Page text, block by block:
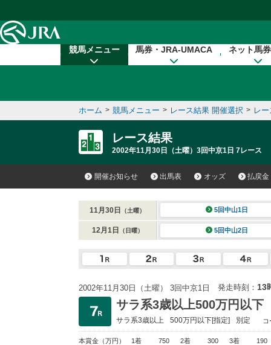
競馬メニュー 馬券・JRA-UMACA ネット馬
ホーム > 競馬メニュー > レース結果 開催選択 > レ
レース結果
2002年11月30日（土曜）3回中京1日 7レース
開催お知らせ 出馬表 オッズ 払戻金
11月30日 （土曜） 5回中山1日
12月1日 （日曜） 5回中山2日
2002年11月30日（土曜） 3回中京1日 発走時刻： 13
サラ系3歳以上500万円以下
サラ系3歳以上 500万円以下[指定] 別定
本賞金 （万円） 1着 750 2着 300 3着 190